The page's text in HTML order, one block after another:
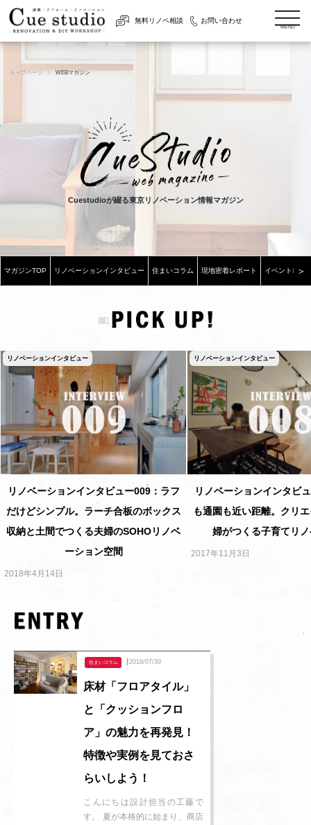
無料リノベ相談 お問い合わせ
MENU
トップページ WEBマガジン
Cuestudioが綴る東京リノベーション情報マガジン
マガジンTOP リノベーションインタビュー 住まいコラム 現地密着レポート イベントレポ
＞
リノベーションインタビュー009：ラフ
だけどシンプル。ラーチ合板のボックス
収納と土間でつくる夫婦のSOHOリノベ
ーション空間
2018年4月14日
リノベーションインタビュー
リノベーションインタビ
も通園も近い距離。クリ
婦がつくる子育てリ
2017年11月3日
リノベーションインタビュー
住まいコラム ┃2018/07/30
床材「フロアタイル」
と「クッションフロ
ア」の魅力を再発見！
特徴や実例を見ておさ
らいしよう！
こんにちは設計担当の工藤で
す。 夏が本格的に始まり、商店